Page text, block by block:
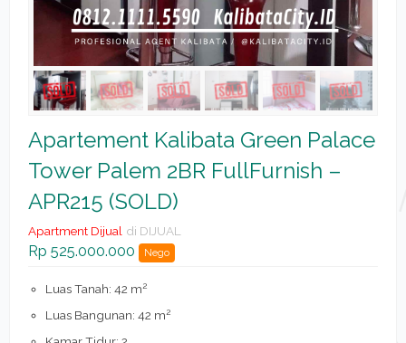
Apartement Kalibata Green Palace
Tower Palem 2BR FullFurnish –
APR215 (SOLD)
Apartment Dijual di DIJUAL
Rp 525.000.000 Nego
Luas Tanah: 42 m2
Luas Bangunan: 42 m2